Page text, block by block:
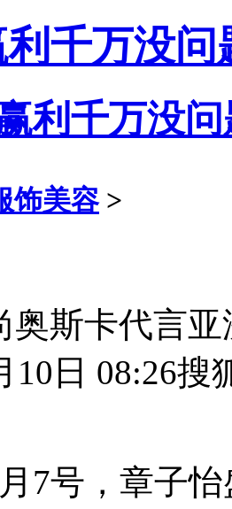
千万没问
利千万没
饰美容>
奥斯卡代言
10日 08:26搜
7号，章子